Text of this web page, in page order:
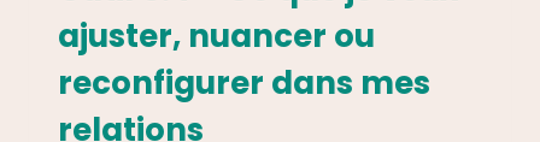
ACTUELLE
DE
MON
LIEN
IDÉAL
ajuster, nuancer ou
reconfigurer dans mes
relations